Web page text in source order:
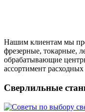
Нашим клиентам мы
фрезерные, токарные,
обрабатывающие
ассортимент
Сверлильные